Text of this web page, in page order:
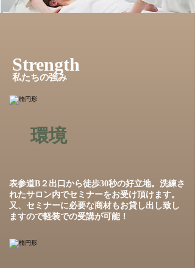
Strength
私たちの強み
環境
表参道B２出口から徒歩30秒の好立地。洗練さ
れたサロン内でセミナーをお受け頂けます。
又、セミナーに必要な商材もお貸し出し致し
ますので軽装での受講が可能！